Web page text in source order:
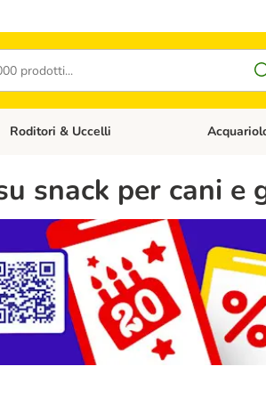
Apri Menù Categoria: Diete
Roditori & Uccelli Apri Menù
snack per cani e